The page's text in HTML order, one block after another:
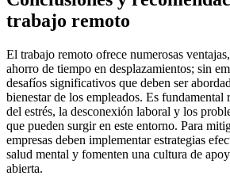
trabajo remoto
El trabajo remoto ofrece numerosas
ahorro de tiempo en desplazamientos; sin
desafíos significativos que deben ser
bienestar de los empleados. Es fundamental
del estrés, la desconexión laboral y los
que pueden surgir en este entorno. Para
empresas deben implementar estrategias
salud mental y fomenten una cultura de
abierta.